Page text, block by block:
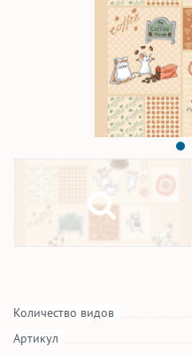
Количество видов
Артикул